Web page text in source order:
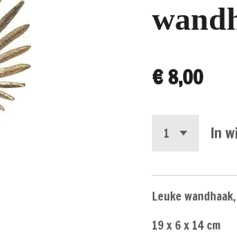
€ 8,00
In
Leuke
19 x 6 x 14 cm